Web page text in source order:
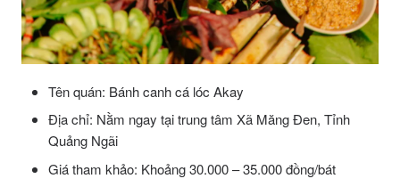
Tên quán: Bánh canh cá lóc Akay
Địa chỉ: Nằm ngay tại trung tâm Xã Măng Đen, Tỉnh
Quảng Ngãi
Giá tham khảo: Khoảng 30.000 – 35.000 đồng/bát